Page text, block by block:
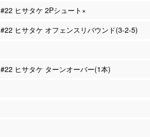
#22 ヒサタケ 2Pシュート×
#22 ヒサタケ オフェンスリバウンド(3-2-5)
#22 ヒサタケ ターンオーバー(1本)